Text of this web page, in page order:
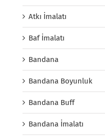
Atkı İmalatı
Baf İmalatı
Bandana
Bandana Boyunluk
Bandana Buff
Bandana İmalatı